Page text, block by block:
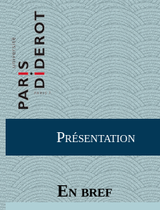
Présentation
En bref